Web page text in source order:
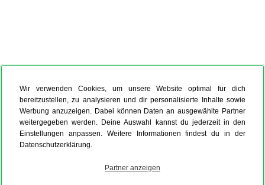
Wir verwenden Cookies, um unsere Website optimal für dich
bereitzustellen, zu analysieren und dir personalisierte Inhalte sowie
Werbung anzuzeigen. Dabei können Daten an ausgewählte Partner
weitergegeben werden. Deine Auswahl kannst du jederzeit in den
Einstellungen anpassen. Weitere Informationen findest du in der
Datenschutzerklärung.
Partner anzeigen